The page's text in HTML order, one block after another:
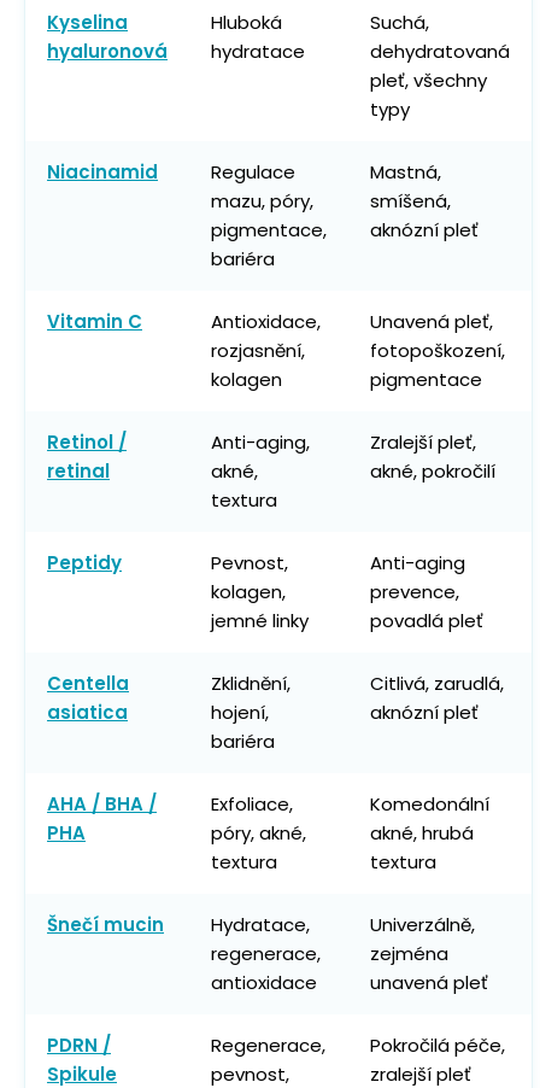
Kyselina
hyaluronová
Hluboká
hydratace
Suchá,
dehydratovaná
pleť, všechny
typy
Niacinamid
Regulace
mazu, póry,
pigmentace,
bariéra
Mastná,
smíšená,
aknózní pleť
Vitamin C
Antioxidace,
rozjasnění,
kolagen
Unavená pleť,
fotopoškození,
pigmentace
Retinol /
retinal
Anti-aging,
akné,
textura
Zralejší pleť,
akné, pokročilí
Peptidy
Pevnost,
kolagen,
jemné linky
Anti-aging
prevence,
povadlá pleť
Centella
asiatica
Zklidnění,
hojení,
bariéra
Citlivá, zarudlá,
aknózní pleť
AHA / BHA /
PHA
Exfoliace,
póry, akné,
textura
Komedonální
akné, hrubá
textura
Šnečí mucin
Hydratace,
regenerace,
antioxidace
Univerzálně,
zejména
unavená pleť
PDRN /
Spikule
Regenerace,
pevnost,
Pokročilá péče,
zralejší pleť